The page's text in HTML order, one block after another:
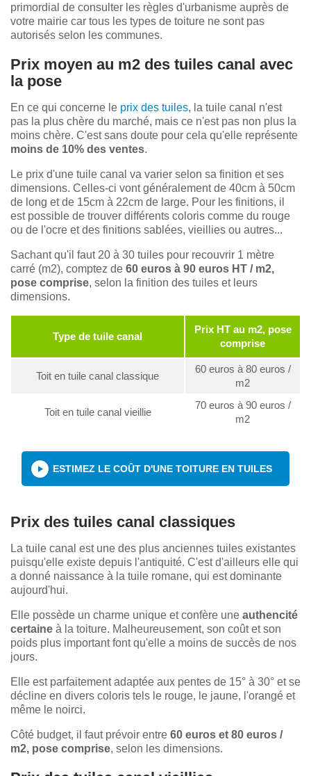
primordial de consulter les règles d'urbanisme auprès de
votre mairie car tous les types de toiture ne sont pas
autorisés selon les communes.
Prix moyen au m2 des tuiles canal avec
la pose
En ce qui concerne le prix des tuiles, la tuile canal n'est
pas la plus chère du marché, mais ce n'est pas non plus la
moins chère. C'est sans doute pour cela qu'elle représente
moins de 10% des ventes.
Le prix d'une tuile canal va varier selon sa finition et ses
dimensions. Celles-ci vont généralement de 40cm à 50cm
de long et de 15cm à 22cm de large. Pour les finitions, il
est possible de trouver différents coloris comme du rouge
ou de l'ocre et des finitions sablées, vieillies ou autres...
Sachant qu'il faut 20 à 30 tuiles pour recouvrir 1 mètre
carré (m2), comptez de 60 euros à 90 euros HT / m2,
pose comprise, selon la finition des tuiles et leurs
dimensions.
Type de tuile canal
Prix HT au m2, pose
comprise
Toit en tuile canal classique
60 euros à 80 euros /
m2
Toit en tuile canal vieillie
70 euros à 90 euros /
m2
ESTIMEZ LE COÛT D'UNE TOITURE EN TUILES
Prix des tuiles canal classiques
La tuile canal est une des plus anciennes tuiles existantes
puisqu'elle existe depuis l'antiquité. C'est d'ailleurs elle qui
a donné naissance à la tuile romane, qui est dominante
aujourd'hui.
Elle possède un charme unique et confère une authencité
certaine à la toiture. Malheureusement, son coût et son
poids plus important font qu'elle a moins de succès de nos
jours.
Elle est parfaitement adaptée aux pentes de 15° à 30° et se
décline en divers coloris tels le rouge, le jaune, l'orangé et
même le noirci.
Côté budget, il faut prévoir entre 60 euros et 80 euros /
m2, pose comprise, selon les dimensions.